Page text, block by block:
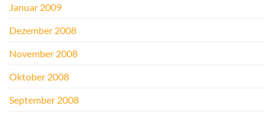
Januar 2009
Dezember 2008
November 2008
Oktober 2008
September 2008